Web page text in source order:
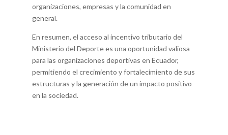
organizaciones, empresas y la comunidad en
general.
En resumen, el acceso al incentivo tributario del
Ministerio del Deporte es una oportunidad valiosa
para las organizaciones deportivas en Ecuador,
permitiendo el crecimiento y fortalecimiento de sus
estructuras y la generación de un impacto positivo
en la sociedad.